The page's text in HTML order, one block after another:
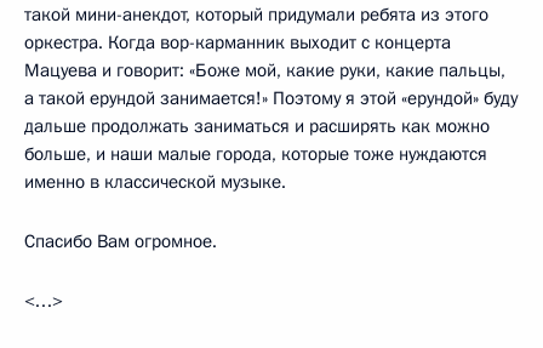
такой мини-анекдот, который придумали ребята из этого
оркестра. Когда вор-карманник выходит с концерта
Мацуева и говорит: «Боже мой, какие руки, какие пальцы,
а такой ерундой занимается!» Поэтому я этой «ерундой» буду
дальше продолжать заниматься и расширять как можно
больше, и наши малые города, которые тоже нуждаются
именно в классической музыке.
Спасибо Вам огромное.
<…>